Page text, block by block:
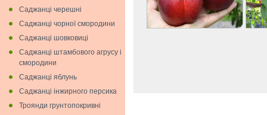
Саджанці черешні
Саджанці чорної смородини
Саджанці шовковиці
Саджанці штамбового агрусу і
смородини
Саджанці яблунь
Саджанці інжирного персика
Троянди грунтопокривні